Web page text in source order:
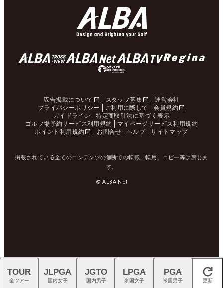
広告掲載について スタッフ募集
運営会社
プライバシーポリシー
ご利用に際して
会員規約
ガイドライン
特定商取引法に基づく表示
ゴルフ場予約サービス利用規約
マイページサービス利用規約
ポイント利用規約
お問合せ ヘルプ サイトマップ
掲載されている全てのコンテンツの無断での転載、転用、コピー等は禁じま
す。
© ALBA Net
閉じる
TOUR
全ツアー
JLPGA
国内女子
JGTO
国内男子
LPGA
米国女子
PGA
米国男子 更新